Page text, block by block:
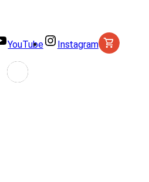
YouTube Instagram